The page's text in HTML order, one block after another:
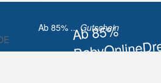
Ab 85%
Ab 85% ... Gutschein